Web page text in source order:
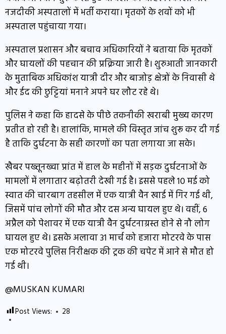
नजदीकी अस्पतालों में भर्ती कराया। मृतकों के शवों को भी
अस्पताल पहुंचाया गया।
अस्पताल प्रशासन और बचाव अधिकारियों ने बताया कि मृतकों
और घायलों की पहचान की प्रक्रिया जारी है। शुरुआती जानकारी
के मुताबिक अधिकांश यात्री दीर और बाजोड़ क्षेत्रों के निवासी थे
और ईद की छुट्टियां मनाने अपने घर लौट रहे थे।
पुलिस ने कहा कि हादसे के पीछे तकनीकी खराबी मुख्य कारण
प्रतीत हो रही है। हालांकि, मामले की विस्तृत जांच शुरू कर दी गई
है ताकि दुर्घटना के सही कारणों का पता लगाया जा सके।
खैबर पख्तूनख्वा प्रांत में हाल के महीनों में सड़क दुर्घटनाओं के
मामलों में लगातार बढ़ोतरी देखी गई है। इससे पहले 10 मई को
स्वात की चारबाग तहसील में एक यात्री वैन खाई में गिर गई थी,
जिसमें पांच लोगों की मौत और दस अन्य घायल हुए थे। वहीं, 6
अप्रैल को पेशावर में एक यात्री वैन दुर्घटनाग्रस्त होने से नौ लोग
घायल हुए थे। इसके अलावा 31 मार्च को हजारा मोटरवे के पास
एक मोटरवे पुलिस निरीक्षक की ट्रक की चपेट में आने से मौत हो
गई थी।
@MUSKAN KUMARI
Post Views: 28